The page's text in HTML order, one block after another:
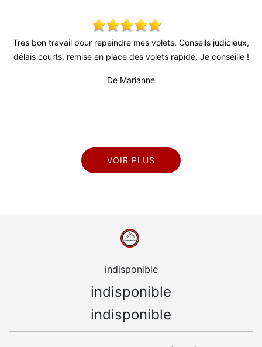
Conseils judicieux,
rapide. Je conseille !
Super travail ! Équipe très agréable je
VOIR PLUS
indisponible
indisponible
indisponible